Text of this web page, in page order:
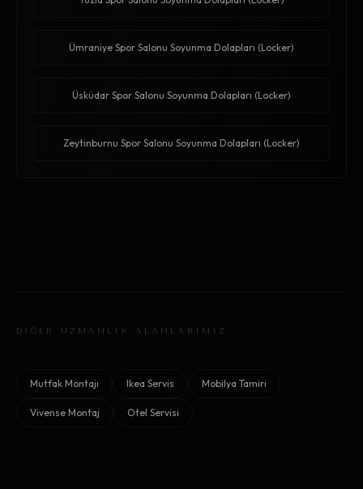
Ümraniye Spor Salonu Soyunma Dolapları (Locker)
Üsküdar Spor Salonu Soyunma Dolapları (Locker)
Zeytinburnu Spor Salonu Soyunma Dolapları (Locker)
DİĞER UZMANLIK ALANLARIMIZ
Mutfak Montajı Ikea Servis Mobilya Tamiri
Vivense Montaj Otel Servisi